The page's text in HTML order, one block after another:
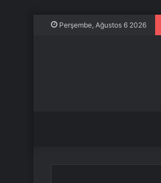
Perşembe, Ağustos 6 2026